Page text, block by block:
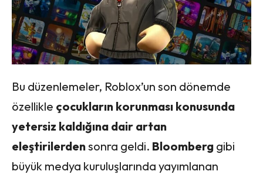
Bu düzenlemeler, Roblox’un son dönemde
özellikle çocukların korunması konusunda
yetersiz kaldığına dair artan
eleştirilerdensonra geldi. Bloomberg gibi
büyük medya kuruluşlarında yayımlanan